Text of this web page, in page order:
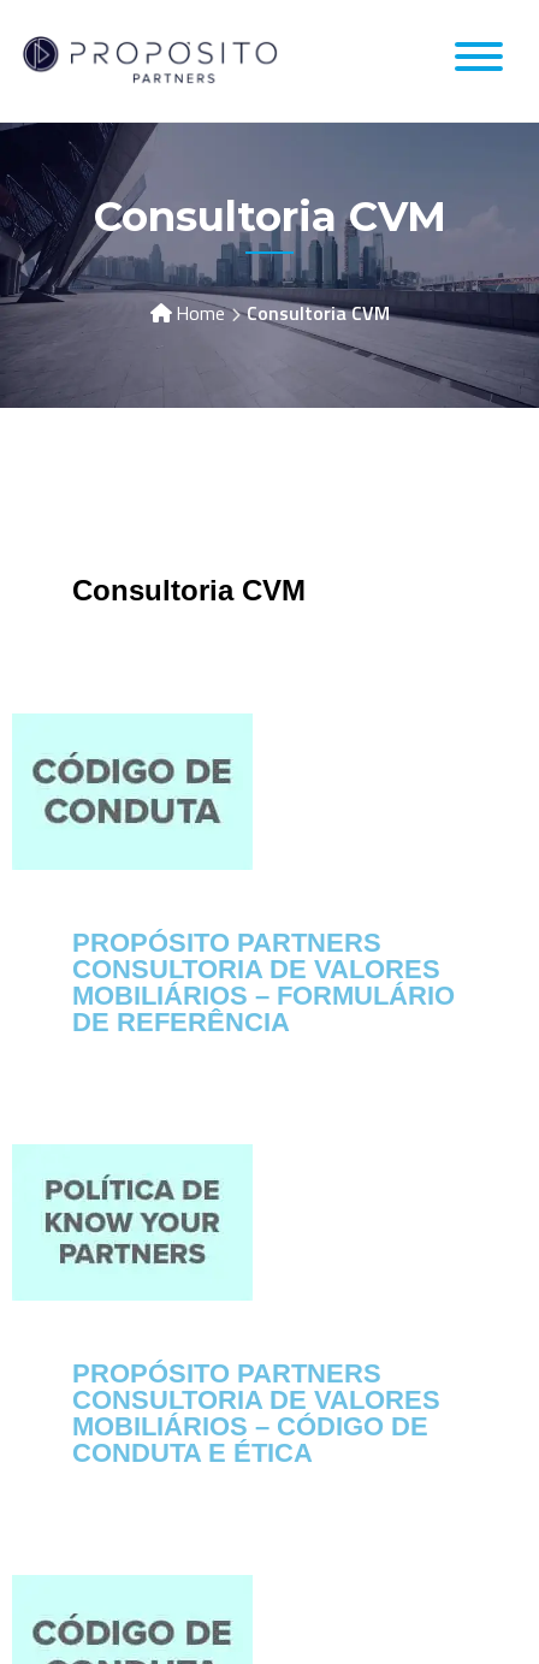
Consultoria CVM
Home Consultoria CVM
Consultoria CVM
PROPÓSITO PARTNERS
CONSULTORIA DE VALORES
MOBILIÁRIOS – FORMULÁRIO
DE REFERÊNCIA
PROPÓSITO PARTNERS
CONSULTORIA DE VALORES
MOBILIÁRIOS – CÓDIGO DE
CONDUTA E ÉTICA